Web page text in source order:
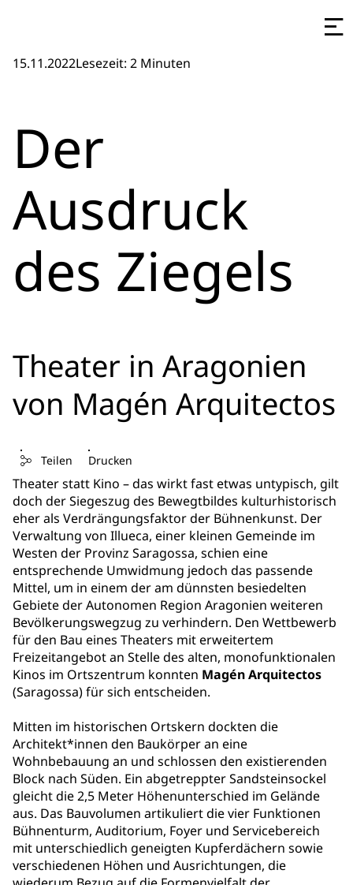
15.11.2022Lesezeit: 2 Minuten
Der
Ausdruck
des Ziegels
Theater in Aragonien
von Magén Arquitectos
Teilen Drucken
Theater statt Kino – das wirkt fast etwas untypisch, gilt
doch der Siegeszug des Bewegtbildes kulturhistorisch
eher als Verdrängungsfaktor der Bühnenkunst. Der
Verwaltung von Illueca, einer kleinen Gemeinde im
Westen der Provinz Saragossa, schien eine
entsprechende Umwidmung jedoch das passende
Mittel, um in einem der am dünnsten besiedelten
Gebiete der Autonomen Region Aragonien weiteren
Bevölkerungswegzug zu verhindern. Den Wettbewerb
für den Bau eines Theaters mit erweitertem
Freizeitangebot an Stelle des alten, monofunktionalen
Kinos im Ortszentrum konnten Magén Arquitectos
(Saragossa) für sich entscheiden.
Mitten im historischen Ortskern dockten die
Architekt*innen den Baukörper an eine
Wohnbebauung an und schlossen den existierenden
Block nach Süden. Ein abgetreppter Sandsteinsockel
gleicht die 2,5 Meter Höhenunterschied im Gelände
aus. Das Bauvolumen artikuliert die vier Funktionen
Bühnenturm, Auditorium, Foyer und Servicebereich
mit unterschiedlich geneigten Kupferdächern sowie
verschiedenen Höhen und Ausrichtungen, die